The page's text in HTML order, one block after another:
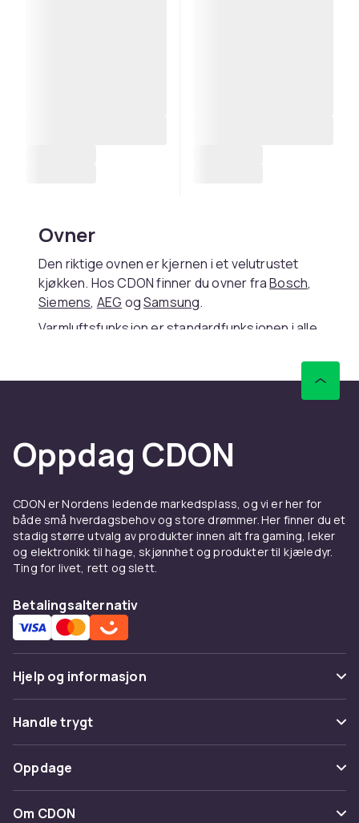
Ovner
Den riktige ovnen er kjernen i et velutrustet
kjøkken. Hos CDON finner du ovner fraBosch,
Siemens, AEG ogSamsung.
Varmluftsfunksjon er standardfunksjonen i alle
matrester av ved 450-500°C og selvrengjør
ovnen.
Dampovner tilfører fuktig damp for saftigere
og sunnere retter. AEG SteamBoost er en
Mikrobølgeovner fra Samsung og LG varmer
raskt og har sensorkoking som automatisk
justerer effekt.
Hos CDON finner du ovner fra kjente merker til
konkurransedyktige priser med trygt kjøp og
rask levering.
Hos CDON finner du et komplett sortiment av
hvitevarer fraSamsung,LG,Bosch,Siemens,
AEGogElectrolux
etter ny oppvaskmaskin, komfyr, stekeplate,
kjøkkenventilator, kjøleskap eller fryser, finner
du riktig produkt i vårt brede sortiment.
Oppdag CDON
CDON er Nordens ledende markedsplass, og vi er her for
både små hverdagsbehov og store drømmer. Her finner du et
stadig større utvalg av produkter innen alt fra gaming, leker
og elektronikk til hage, skjønnhet og produkter til kjæledyr.
Ting for livet, rett og slett.
Betalingsalternativ
Hjelp og informasjon
Vanlige spørsmål
Spor pakke
Angre & returner her
Kontakt oss
Handle trygt
Betaling
Levering
Oppdage
Kategorier
Om CDON